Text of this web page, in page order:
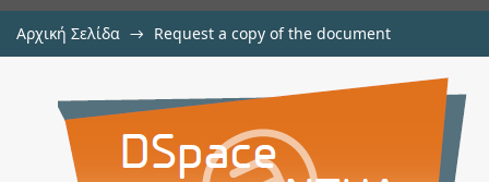
Αρχική Σελίδα → Request a copy of the document
Request a copy of the document